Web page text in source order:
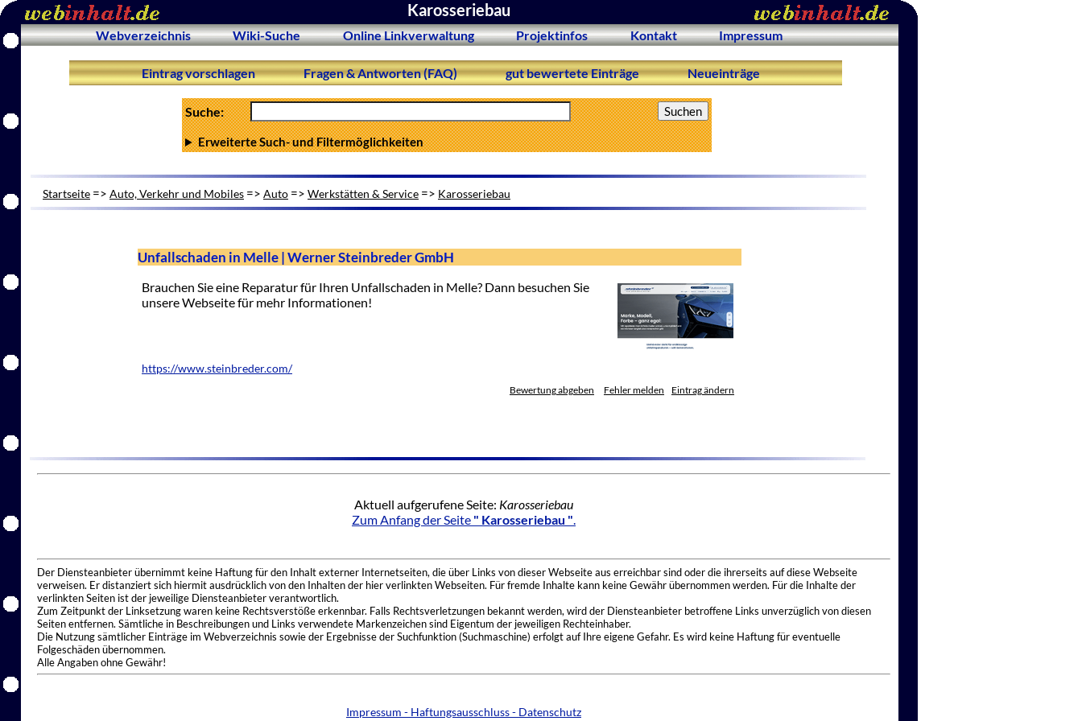
Karosseriebau
Webverzeichnis Wiki-Suche Online Linkverwaltung Projektinfos Kontakt Impressum
Eintrag vorschlagen Fragen & Antworten (FAQ) gut bewertete Einträge Neueinträge
Suche:
Erweiterte Such- und Filtermöglichkeiten
Startseite => Auto, Verkehr und Mobiles => Auto => Werkstätten & Service => Karosseriebau
Unfallschaden in Melle | Werner Steinbreder GmbH
Brauchen Sie eine Reparatur für Ihren Unfallschaden in Melle? Dann besuchen Sie
unsere Webseite für mehr Informationen!
https://www.steinbreder.com/
Bewertung abgeben Fehler melden Eintrag ändern
Aktuell aufgerufene Seite: Karosseriebau
Zum Anfang der Seite " Karosseriebau ".
Der Diensteanbieter übernimmt keine Haftung für den Inhalt externer Internetseiten, die über Links von dieser Webseite aus erreichbar sind oder die ihrerseits auf diese Webseite
verweisen. Er distanziert sich hiermit ausdrücklich von den Inhalten der hier verlinkten Webseiten. Für fremde Inhalte kann keine Gewähr übernommen werden. Für die Inhalte der
verlinkten Seiten ist der jeweilige Diensteanbieter verantwortlich.
Zum Zeitpunkt der Linksetzung waren keine Rechtsverstöße erkennbar. Falls Rechtsverletzungen bekannt werden, wird der Diensteanbieter betroffene Links unverzüglich von diesen
Seiten entfernen. Sämtliche in Beschreibungen und Links verwendete Markenzeichen sind Eigentum der jeweiligen Rechteinhaber.
Die Nutzung sämtlicher Einträge im Webverzeichnis sowie der Ergebnisse der Suchfunktion (Suchmaschine) erfolgt auf Ihre eigene Gefahr. Es wird keine Haftung für eventuelle
Folgeschäden übernommen.
Alle Angaben ohne Gewähr!
Impressum - Haftungsausschluss - Datenschutz